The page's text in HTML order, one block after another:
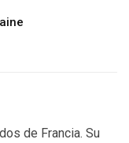
de Francia. Su